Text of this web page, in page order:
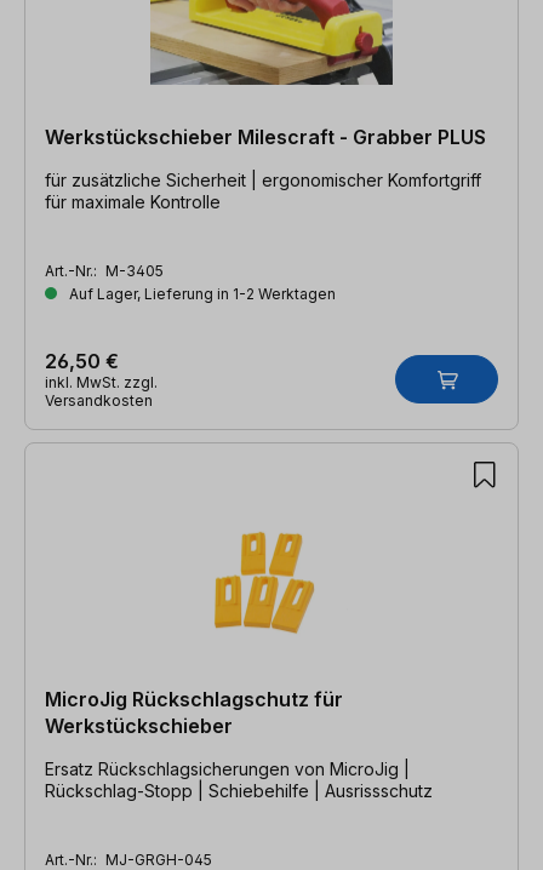
Werkstückschieber Milescraft - Grabber PLUS
für zusätzliche Sicherheit | ergonomischer Komfortgriff
für maximale Kontrolle
Art.-Nr.: M-3405
Auf Lager, Lieferung in 1-2 Werktagen
26,50 €
inkl. MwSt. zzgl.
Versandkosten
MicroJig Rückschlagschutz für
Werkstückschieber
Ersatz Rückschlagsicherungen von MicroJig |
Rückschlag-Stopp | Schiebehilfe | Ausrissschutz
Art.-Nr.: MJ-GRGH-045